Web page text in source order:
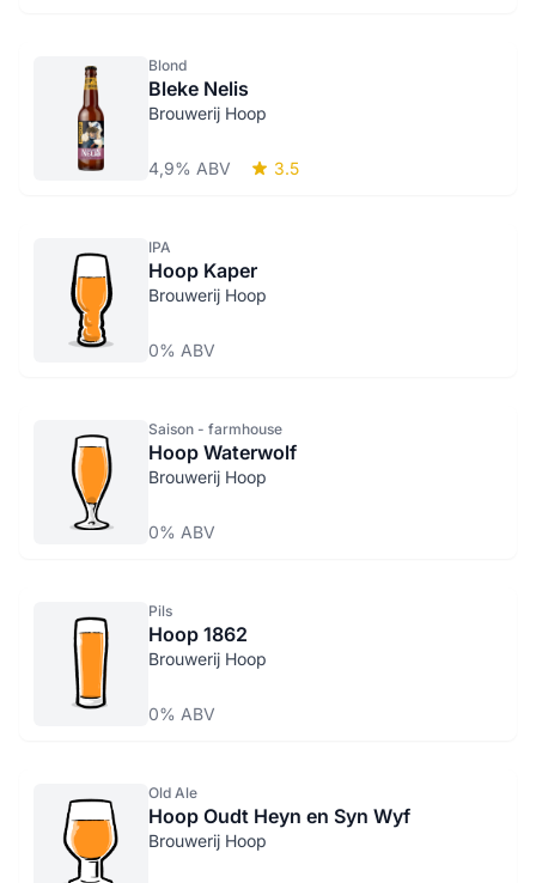
Blond
Bleke Nelis
Brouwerij Hoop
4,9% ABV 3.5
IPA
Hoop Kaper
Brouwerij Hoop
0% ABV
Saison - farmhouse
Hoop Waterwolf
Brouwerij Hoop
0% ABV
Pils
Hoop 1862
Brouwerij Hoop
0% ABV
Old Ale
Hoop Oudt Heyn en Syn Wyf
Brouwerij Hoop